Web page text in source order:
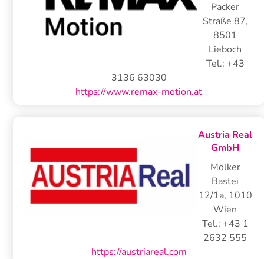
Packer
Straße 87,
8501
Lieboch
Tel.: +43
3136 63030
https://www.remax-motion.at
Austria Real
GmbH
Mölker
Bastei
12/1a, 1010
Wien
Tel.: +43 1
2632 555
https://austriareal.com